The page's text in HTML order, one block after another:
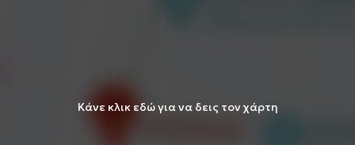
Κάνε κλικ εδώ για να δεις τον χάρτη